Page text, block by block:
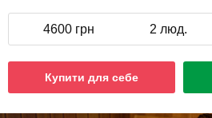
4600 грн 2 люд.
Купити для себе